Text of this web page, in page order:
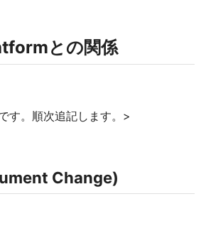
との関係
す。順次追記します。>
Change)